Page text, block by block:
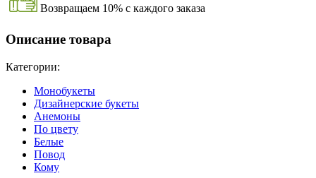
Возвращаем 10% с каждого заказа
Описание товара
Категории:
Монобукеты
Дизайнерские букеты
Анемоны
По цвету
Белые
Повод
Кому